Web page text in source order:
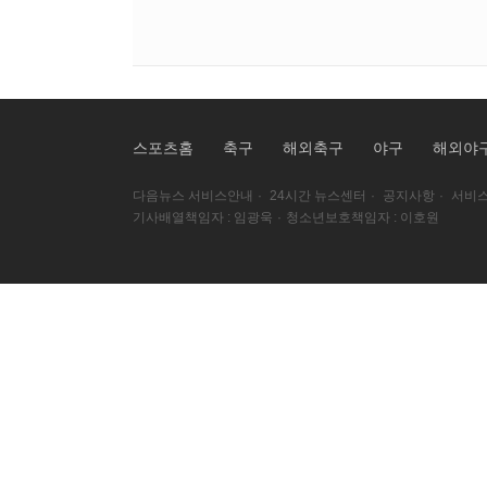
스포츠홈 축구 해외축구 야구 해외야
다음뉴스 서비스안내 · 24시간 뉴스센터 · 공지사항 ·
서비
기사배열책임자 : 임광욱 · 청소년보호책임자 : 이호원